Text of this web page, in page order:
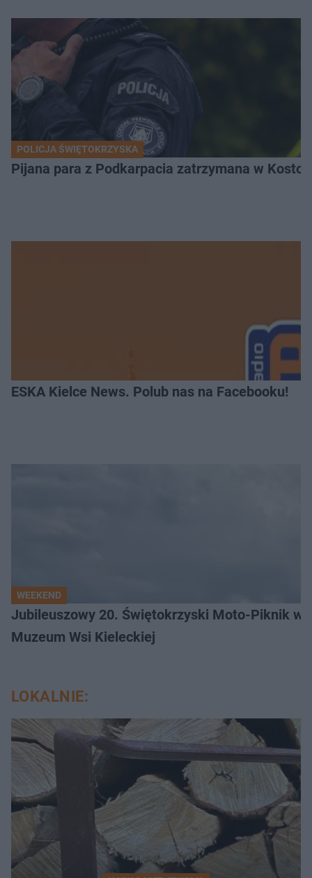
POLICJA ŚWIĘTOKRZYSKA
Pijana para z Podkarpacia zatrzymana w
ESKA Kielce News. Polub nas na Facebooku!
WEEKEND
Jubileuszowy 20. Świętokrzyski Moto-Piknik w
Muzeum Wsi Kieleckiej
LOKALNIE: